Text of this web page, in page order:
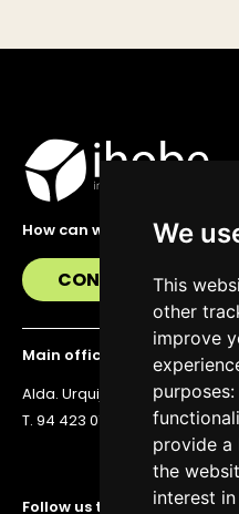
We
This
other
improve
purposes:
provide a
the
interest
Follow us to stay up to date
How can we help you?
CONTACT US
Main office
Alda. Urquijo 36, 6th floor,
T. 94 423 07 43